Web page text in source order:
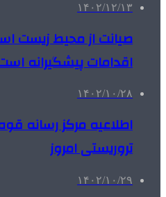
۱۴۰۲/۱۲/۱۳
صیانت از محیط زیست
اقدامات پیشگیرانه
۱۴۰۲/۱۰/۲۸
اطلاعیه مرکز رسانه
تروریستی امروز
۱۴۰۲/۱۰/۲۹